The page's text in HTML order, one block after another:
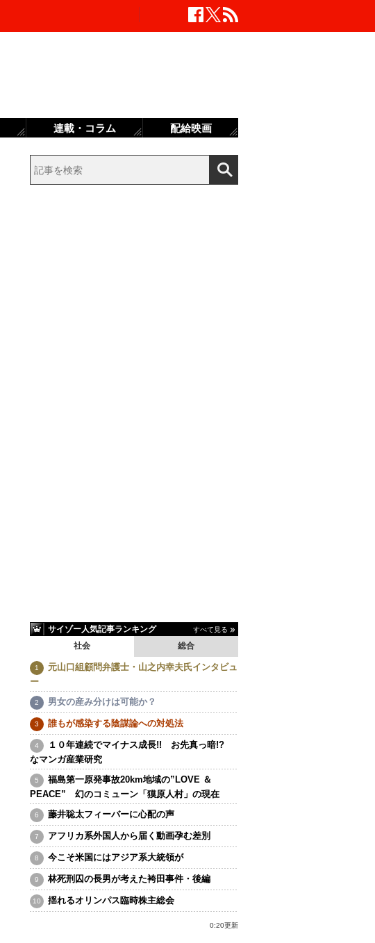
サイゾー人気記事ランキング すべて見る
社会 総合
元山口組顧問弁護士・山之内幸夫氏インタビュ
ー
男女の産み分けは可能か？
誰もが感染する陰謀論への対処法
１０年連続でマイナス成長!! お先真っ暗!?
なマンガ産業研究
福島第一原発事故20km地域の”LOVE ＆
PEACE” 幻のコミューン「獏原人村」の現在
藤井聡太フィーバーに心配の声
アフリカ系外国人から届く動画孕む差別
今こそ米国にはアジア系大統領が
林死刑囚の長男が考えた袴田事件・後編
揺れるオリンパス臨時株主総会
0:20更新
連載・コラム 配給映画